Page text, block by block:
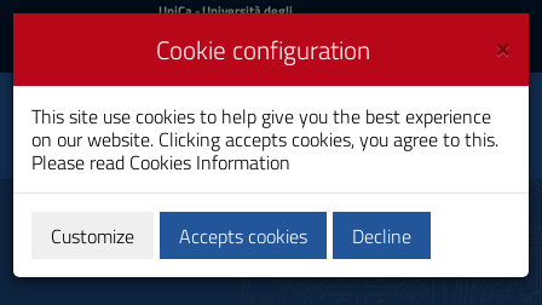
Skip
Content
to
UniCa
Login
UniCa- Università degli
Login UniCA News
Toggle
navigation
Economics, Finance
And Public Policy
Master's Degree
Notices
×
Cookie configuration
This site use cookies to help give you the best experience
on our website. Clicking accepts cookies, you agree to this.
Please read Cookies Information
Customize Accepts cookies Decline